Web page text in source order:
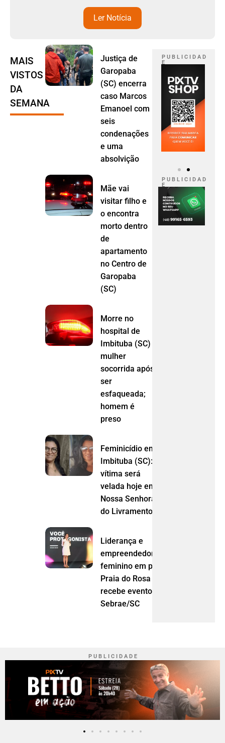
Ler Notícia
MAIS
VISTOS
DA
SEMANA
Justiça de
Garopaba
(SC) encerra
caso Marcos
Emanoel com
seis
condenações
e uma
absolvição
Mãe vai
visitar filho e
o encontra
morto dentro
de
apartamento
no Centro de
Garopaba
(SC)
Morre no
hospital de
Imbituba (SC)
mulher
socorrida após
ser
esfaqueada;
homem é
preso
Feminicídio em
Imbituba (SC):
vítima será
velada hoje em
Nossa Senhora
do Livramento (MT)
Liderança e
empreendedorismo
feminino em pauta:
Praia do Rosa
recebe evento do
Sebrae/SC
P U B L I C I D A D
E
P U B L I C I D A D
E
P U B L I C I D A D E